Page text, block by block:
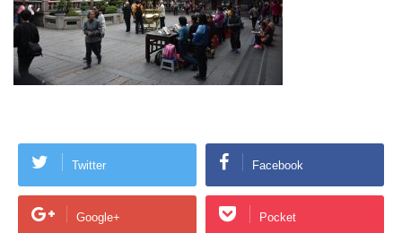
Twitter Facebook
Google+ Pocket